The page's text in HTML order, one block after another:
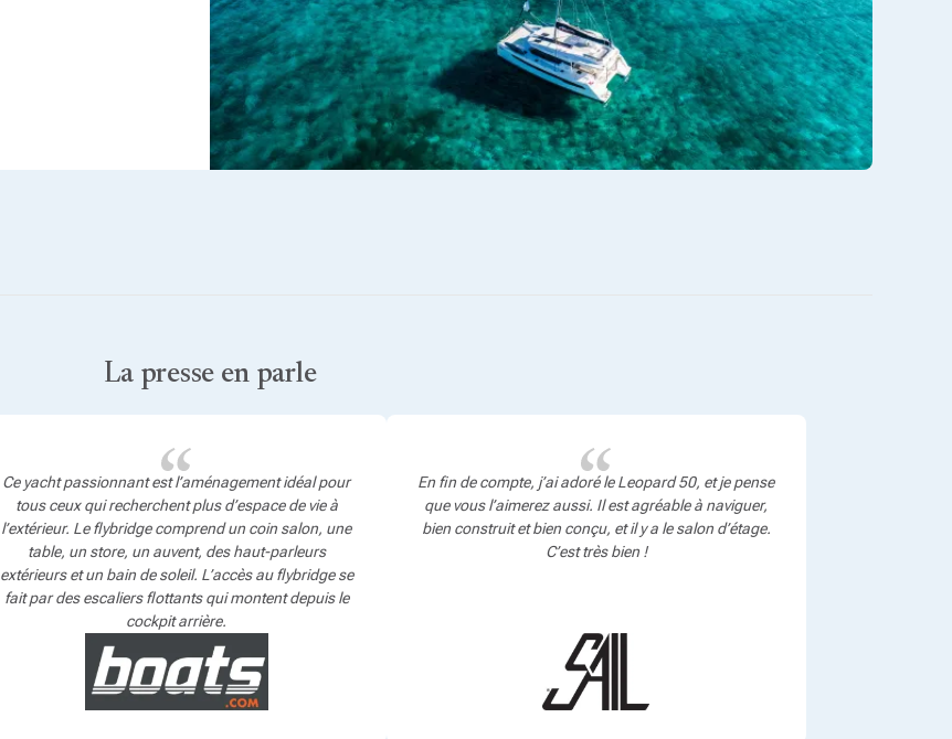
La presse en parle
Ce yacht passionnant est l’aménagement idéal pour
tous ceux qui recherchent plus d’espace de vie à
l’extérieur. Le flybridge comprend un coin salon, une
table, un store, un auvent, des haut-parleurs
extérieurs et un bain de soleil. L’accès au flybridge se
fait par des escaliers flottants qui montent depuis le
cockpit arrière.
En fin de compte, j’ai adoré le Leopard 50, et je pense
que vous l’aimerez aussi. Il est agréable à naviguer,
bien construit et bien conçu, et il y a le salon d’étage.
C’est très bien !